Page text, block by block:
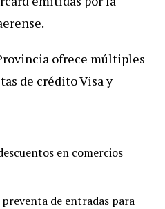
ofrece múltiples
de crédito Visa y
en comercios
preventa de entradas para